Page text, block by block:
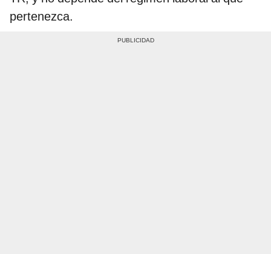
pertenezca.